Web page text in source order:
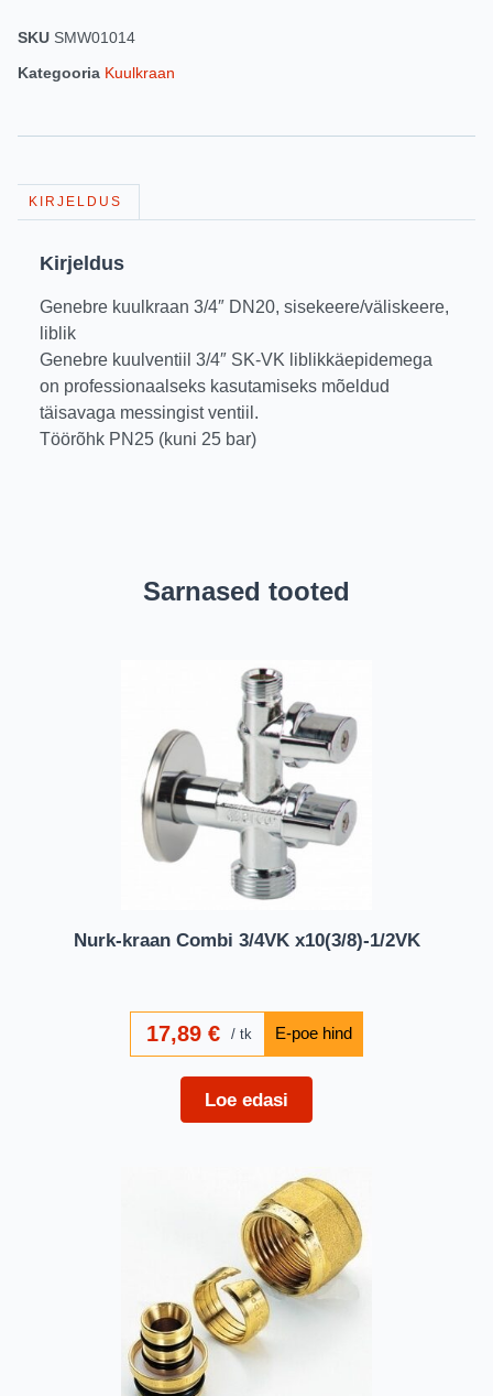
SKU SMW01014
Kategooria Kuulkraan
KIRJELDUS
Kirjeldus
Genebre kuulkraan 3/4″ DN20, sisekeere/väliskeere,
liblik
Genebre kuulventiil 3/4″ SK-VK liblikkäepidemega
on professionaalseks kasutamiseks mõeldud
täisavaga messingist ventiil.
Töörõhk PN25 (kuni 25 bar)
Sarnased tooted
Nurk-kraan Combi 3/4VK x10(3/8)-1/2VK
17,89 € tk
Loe edasi